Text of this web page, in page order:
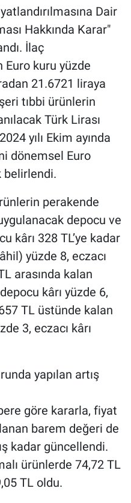
Dair
Hakkında Karar"
İlaç
Euro kuru yüzde
21.6721 liraya
tıbbi ürünlerin
Türk Lirası
yılı Ekim ayında
dönemsel Euro
belirlendi.
perakende
depocu ve
kârı 328 TL’ye kadar
yüzde 8, eczacı
arasında kalan
kârı yüzde 6,
TL üstünde kalan
3, eczacı kârı
yapılan artış
göre kararla, fiyat
barem değeri de
kadar güncellendi.
ürünlerde 74,72 TL
TL oldu.